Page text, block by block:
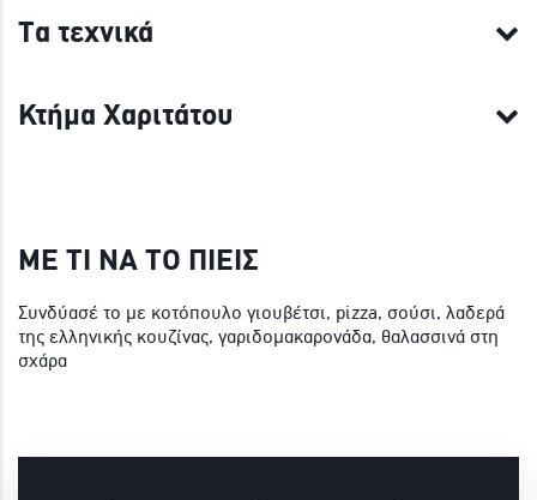
Τα τεχνικά
Κτήμα Χαριτάτου
ΜΕ ΤΙ ΝΑ ΤΟ ΠΙΕΙΣ
Συνδύασέ το με κοτόπουλο γιουβέτσι, pizza, σούσι, λαδερά
της ελληνικής κουζίνας, γαριδομακαρονάδα, θαλασσινά στη
σχάρα